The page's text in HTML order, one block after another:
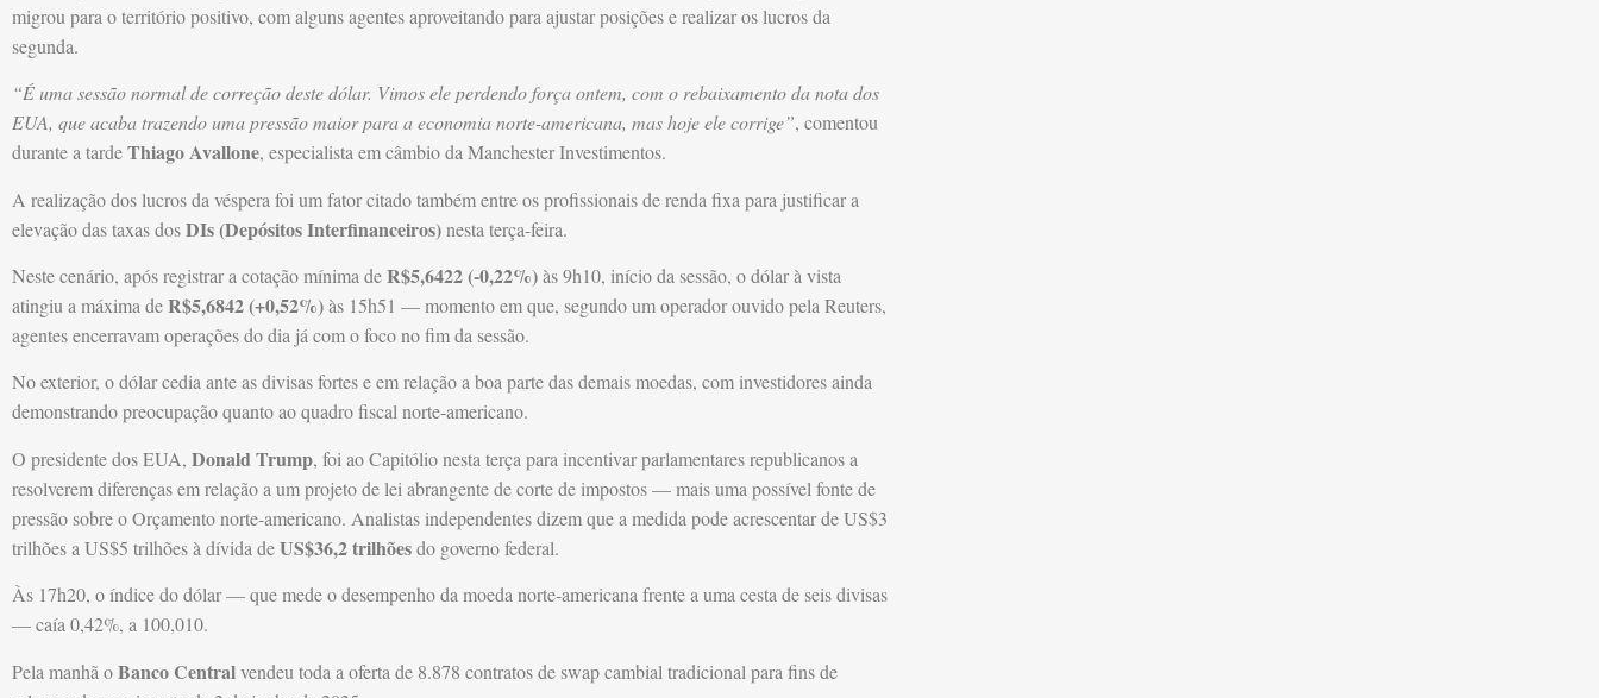
migrou para o território positivo, com alguns agentes aproveitando para ajustar posições e realizar os lucros da
segunda.
“É uma sessão normal de correção deste dólar. Vimos ele perdendo força ontem, com o rebaixamento da nota dos
EUA, que acaba trazendo uma pressão maior para a economia norte-americana, mas hoje ele corrige”, comentou
durante a tardeThiago Avallone, especialista em câmbio da Manchester Investimentos.
A realização dos lucros da véspera foi um fator citado também entre os profissionais de renda fixa para justificar a
elevação das taxas dosDIs (Depósitos Interfinanceiros)nesta terça-feira.
Neste cenário, após registrar a cotação mínima deR$5,6422 (-0,22%)às 9h10, início da sessão, o dólar à vista
atingiu a máxima deR$5,6842 (+0,52%)às 15h51 — momento em que, segundo um operador ouvido pela Reuters,
agentes encerravam operações do dia já com o foco no fim da sessão.
No exterior, o dólar cedia ante as divisas fortes e em relação a boa parte das demais moedas, com investidores ainda
demonstrando preocupação quanto ao quadro fiscal norte-americano.
O presidente dos EUA, Donald Trump, foi ao Capitólio nesta terça para incentivar parlamentares republicanos a
resolverem diferenças em relação a um projeto de lei abrangente de corte de impostos — mais uma possível fonte de
pressão sobre o Orçamento norte-americano. Analistas independentes dizem que a medida pode acrescentar de US$3
trilhões a US$5 trilhões à dívida deUS$36,2 trilhõesdo governo federal.
Às 17h20, o índice do dólar — que mede o desempenho da moeda norte-americana frente a uma cesta de seis divisas
— caía 0,42%, a 100,010.
Pela manhã oBanco Centralvendeu toda a oferta de 8.878 contratos de swap cambial tradicional para fins de